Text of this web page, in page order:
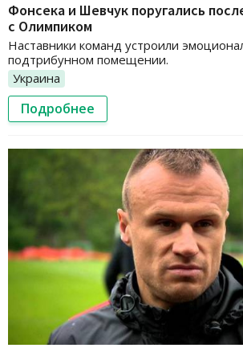
Фонсека и Шевчук поругались
с Олимпиком
Наставники команд устроили
подтрибунном помещении.
Украина
Подробнее